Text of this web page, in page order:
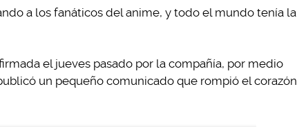
a los fanáticos del anime, y todo el mundo tenía la
el jueves pasado por la compañía, por medio
un pequeño comunicado que rompió el corazón